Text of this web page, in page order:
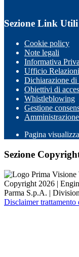
Sezione Link Utili
Cookie policy
Note legali
Informativa
Ufficio
Dichiarazione di
Obiettivi di
Whistleblowing
Gestione
Pagina
Sezione
Copyright 2026 |
Parma S.p.A. |
Disclaimer trattamento